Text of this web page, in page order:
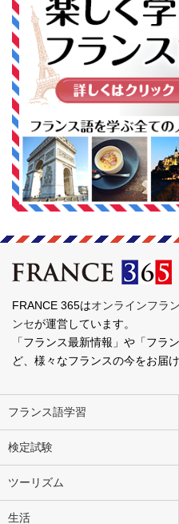
FRANCE 365はオンラインフラ
ンセが運営しています。
「フランス最新情報」や「フラ
ど、様々なフランスの今をお届
フランス語学習
検定試験
ツーリズム
生活